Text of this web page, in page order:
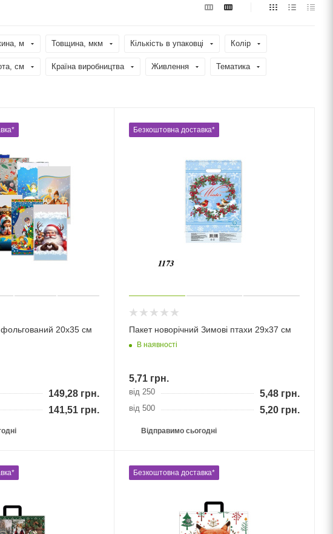
м Товщина, мкм Кількість в упаковці Колір
см Країна виробництва Живлення Тематика
фольгований 20х35 см
149,28грн.
141,51грн.
Безкоштовна доставка*
Пакет новорічний Зимові птахи 29х37 см
В наявності
5,71грн.
від 250 5,48грн.
від 500 5,20грн.
Відправимо сьогодні
Безкоштовна доставка*